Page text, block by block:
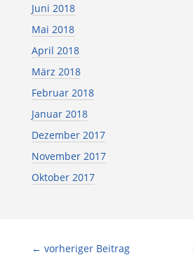
Juni 2018
Mai 2018
April 2018
März 2018
Februar 2018
Januar 2018
Dezember 2017
November 2017
Oktober 2017
← vorheriger Beitrag